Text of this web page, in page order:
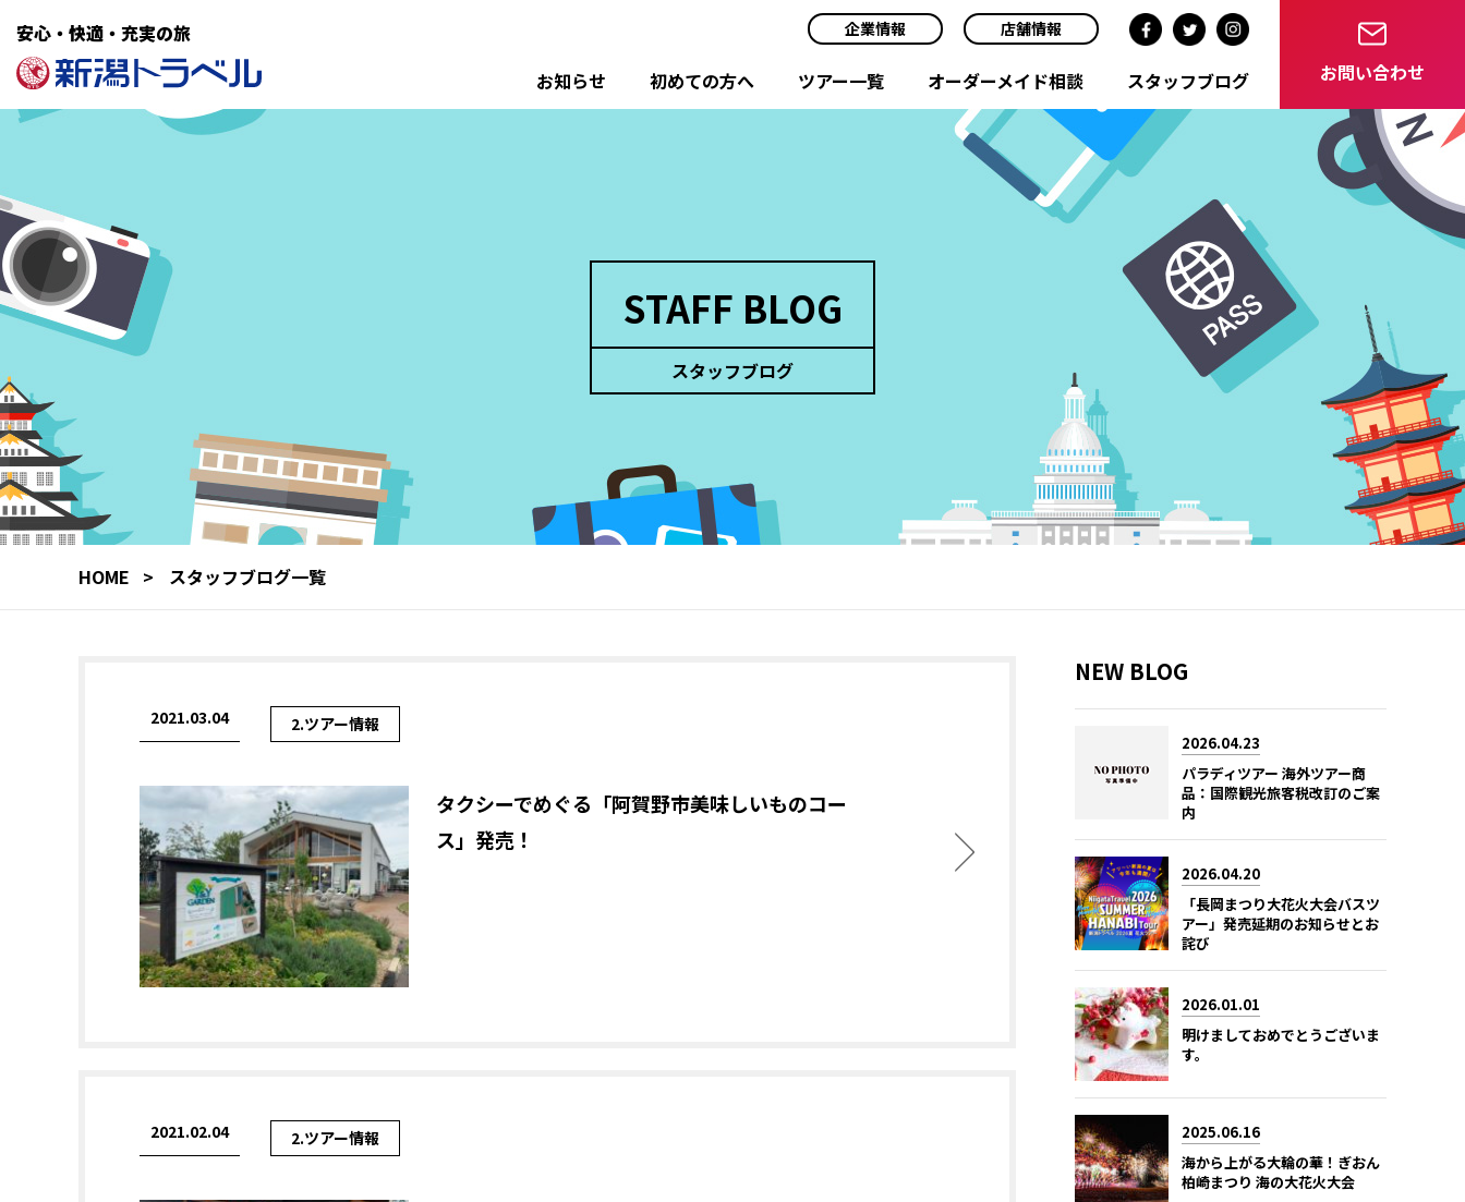
安心・快適・充実の旅 企業情報 店舗情報
お知らせ 初めての方へ ツアー一覧 オーダーメイド相談 スタッフブログ お問い合わせ
STAFF BLOG
スタッフブログ
HOME スタッフブログ一覧
2021.03.04 2.ツアー情報
タクシーでめぐる「阿賀野市美味しいものコー
ス」発売！
2021.02.04 2.ツアー情報
NEW BLOG
2026.04.23
パラディツアー 海外ツアー商
品：国際観光旅客税改訂のご案
内
2026.04.20
「長岡まつり大花火大会バスツ
アー」発売延期のお知らせとお
詫び
2026.01.01
明けましておめでとうございま
す。
2025.06.16
海から上がる大輪の華！ぎおん
柏崎まつり 海の大花火大会